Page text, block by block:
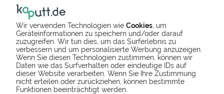
Wir verwenden Technologien wie Cookies , um
Geräteinformationen zu speichern und/oder darauf
zuzugreifen. Wir tun dies, um das Surferlebnis zu
verbessern und um personalisierte Werbung anzuzeigen.
Wenn Sie diesen Technologien zustimmen, können wir
Daten wie das Surfverhalten oder eindeutige IDs auf
dieser Website verarbeiten. Wenn Sie Ihre Zustimmung
nicht erteilen oder zurückziehen, können bestimmte
Funktionen beeinträchtigt werden.
2 Filialen in Berlin
House of Mobile & Games
Express Reparatur ohne Termin!